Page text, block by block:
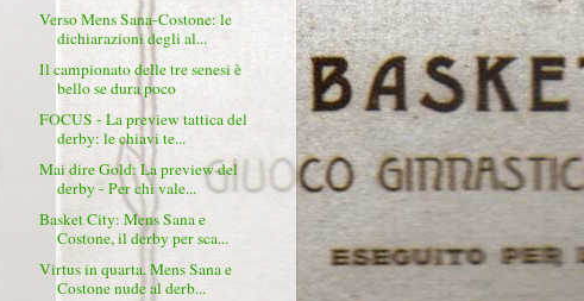
Verso Mens Sana-Costone: le
dichiarazioni degli al...
Il campionato delle tre senesi è
bello se dura poco
FOCUS - La preview tattica del
derby: le chiavi te...
Mai dire Gold: La preview del
derby - Per chi vale...
Basket City: Mens Sana e
Costone, il derby per sca...
Virtus in quarta. Mens Sana e
Costone nude al derb...